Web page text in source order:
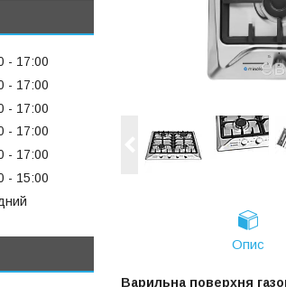
Опис
Варильна поверхня
17:00
17:00
17:00
17:00
17:00
15:00